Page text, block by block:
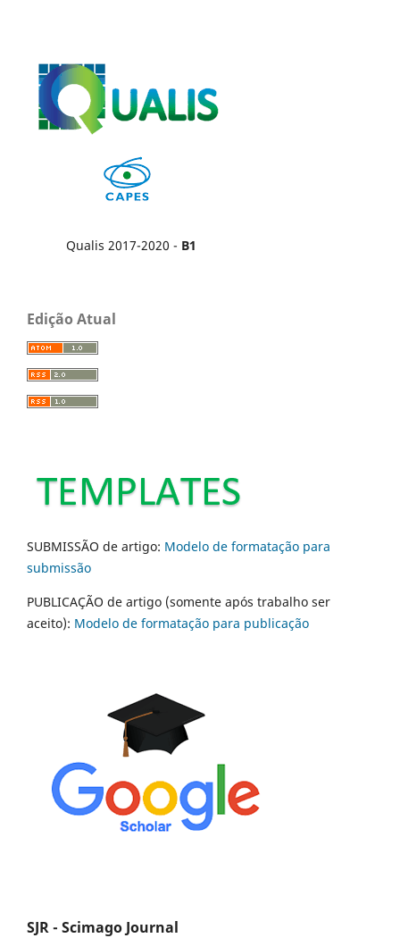
Qualis 2017-2020 - B1
Edição Atual
SUBMISSÃO de artigo: Modelo de formatação para
submissão
PUBLICAÇÃO de artigo (somente após trabalho ser
aceito): Modelo de formatação para publicação
SJR - Scimago Journal